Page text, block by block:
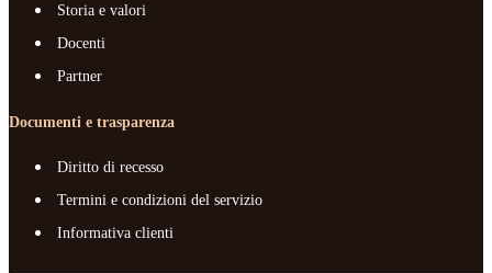
Storia e valori
Docenti
Partner
Documenti e trasparenza
Diritto di recesso
Termini e condizioni del servizio
Informativa clienti